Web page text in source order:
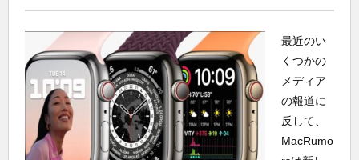
最近のい
くつかの
メディア
の報道に
反して、
MacRumo